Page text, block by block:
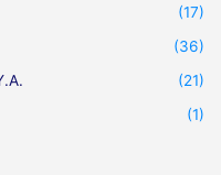
(17)
(36)
(21)
(1)